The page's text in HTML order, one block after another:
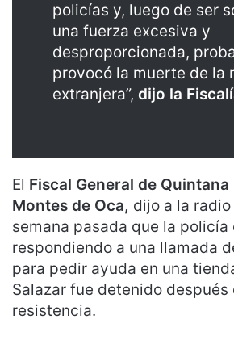
policías y, luego de ser
una fuerza excesiva y
desproporcionada,
provocó la muerte de la
extranjera”, dijo la
El Fiscal General de Quintana
Montes de Oca, dijo a la
semana pasada que la policía
respondiendo a una llamada
para pedir ayuda en una
Salazar fue detenido
resistencia.